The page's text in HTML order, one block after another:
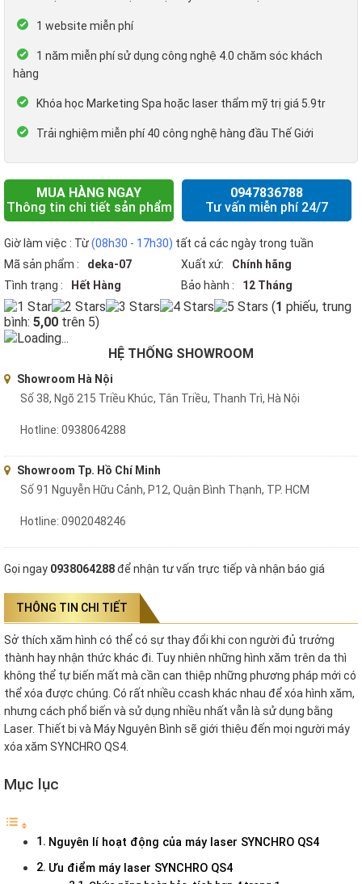
1 website miễn phí
1 năm miễn phí sử dụng công nghệ 4.0 chăm sóc khách
hàng
Khóa học Marketing Spa hoặc laser thẩm mỹ trị giá 5.9tr
Trải nghiệm miễn phí 40 công nghệ hàng đầu Thế Giới
MUA HÀNG NGAY
Thông tin chi tiết sản phẩm
0947836788
Tư vấn miễn phí 24/7
Giờ làm việc : Từ(08h30 - 17h30) tất cả các ngày trong tuần
Mã sản phẩm :
deka-07 Xuất xứ:
Chính hãng
Tình trạng :
Hết Hàng Bảo hành : 12 Tháng
(1 phiếu, trung
bình: 5,00 trên 5)
Loading...
HỆ THỐNG SHOWROOM
Showroom Hà Nội
Số 38, Ngõ 215 Triều Khúc, Tân Triều, Thanh Trì, Hà Nội
Hotline: 0938064288
Showroom Tp. Hồ Chí Minh
Số 91 Nguyễn Hữu Cảnh, P12, Quận Bình Thạnh, TP. HCM
Hotline: 0902048246
Gọi ngay 0938064288để nhận tư vấn trực tiếp và nhận báo giá
THÔNG TIN CHI TIẾT
Sở thích xăm hình có thể có sự thay đổi khi con người đủ trưởng
thành hay nhận thức khác đi. Tuy nhiên những hình xăm trên da thì
không thể tự biến mất mà cần can thiệp những phương pháp mới có
thể xóa được chúng. Có rất nhiều ccash khác nhau để xóa hình xăm,
nhưng cách phổ biến và sử dụng nhiều nhất vẫn là sử dụng bằng
Laser. Thiết bị và Máy Nguyên Bình sẽ giới thiệu đến mọi người máy
xóa xăm SYNCHRO QS4.
Mục lục
Nguyên lí hoạt động của máy laser SYNCHRO QS4
Ưu điểm máy laser SYNCHRO QS4